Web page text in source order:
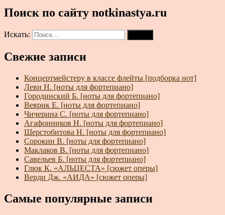
Поиск по сайту notkinastya.ru
Искать:
Свежие записи
Концертмейстеру в классе флейты [подборка нот]
Леви Н. [ноты для фортепиано]
Городинский Б. [ноты для фортепиано]
Веврик Е. [ноты для фортепиано]
Чичерина С. [ноты для фортепиано]
Агафонников Н. [ноты для фортепиано]
Шерстобитова Н. [ноты для фортепиано]
Сорокин В. [ноты для фортепиано]
Маклаков В. [ноты для фортепиано]
Савельев Б. [ноты для фортепиано]
Глюк К. «АЛЬЦЕСТА» [сюжет оперы]
Верди Дж. «АИДА» [сюжет оперы]
Самые популярные записи